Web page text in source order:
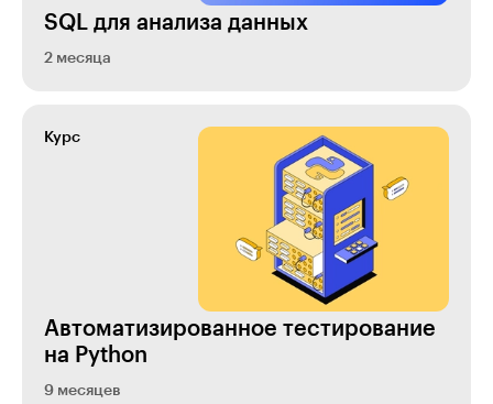
SQL для анализа данных
2 месяца
Курс
Ав­то­ма­ти­зи­ро­ван­ное тестирование
на Python
9 месяцев